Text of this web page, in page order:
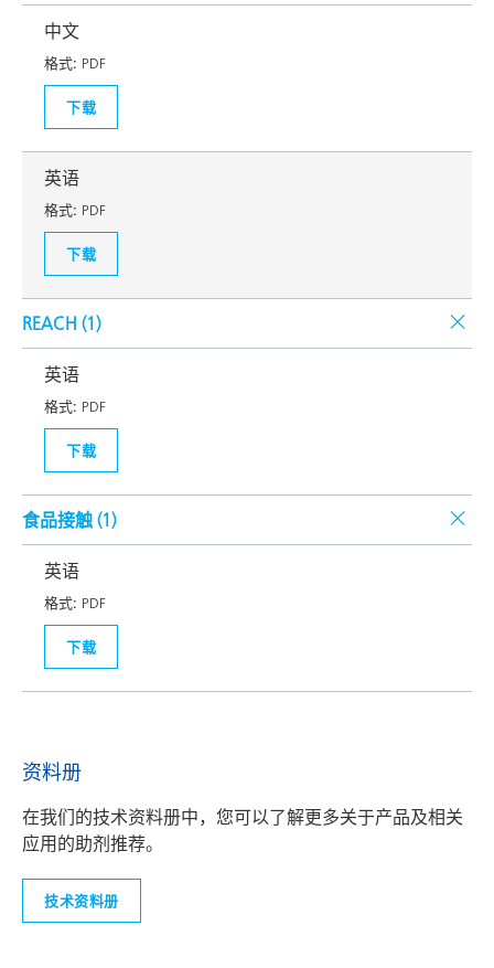
中文
格式: PDF
下载
英语
格式: PDF
下载
REACH (1)
英语
格式: PDF
下载
食品接触 (1)
英语
格式: PDF
下载
资料册
在我们的技术资料册中，您可以了解更多关于产品及相关
应用的助剂推荐。
技术资料册